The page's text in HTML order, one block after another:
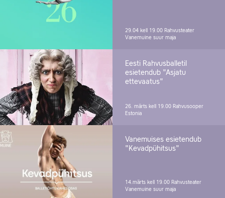
29.04 kell 19.00 Rahvusteater
Vanemuine suur maja
Eesti Rahvusballetil
esietendub "Asjatu
ettevaatus"
26. märts kell 19.00 Rahvusooper
Estonia
Vanemuises esietendub
"Kevadpühitsus"
14.märts kell 19.00 Rahvusteater
Vanemuine suur maja